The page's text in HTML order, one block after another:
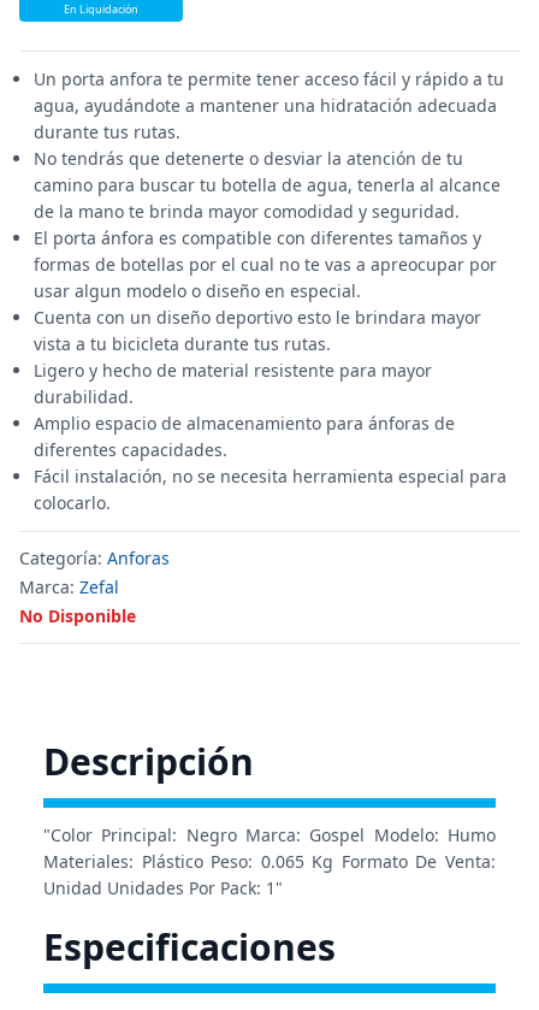
En Liquidación
Un porta anfora te permite tener acceso fácil y rápido a tu
agua, ayudándote a mantener una hidratación adecuada
durante tus rutas.
No tendrás que detenerte o desviar la atención de tu
camino para buscar tu botella de agua, tenerla al alcance
de la mano te brinda mayor comodidad y seguridad.
El porta ánfora es compatible con diferentes tamaños y
formas de botellas por el cual no te vas a apreocupar por
usar algun modelo o diseño en especial.
Cuenta con un diseño deportivo esto le brindara mayor
vista a tu bicicleta durante tus rutas.
Ligero y hecho de material resistente para mayor
durabilidad.
Amplio espacio de almacenamiento para ánforas de
diferentes capacidades.
Fácil instalación, no se necesita herramienta especial para
colocarlo.
Categoría: Anforas
Marca: Zefal
No Disponible
Descripción
"Color Principal: Negro Marca: Gospel Modelo: Humo
Materiales: Plástico Peso: 0.065 Kg Formato De Venta:
Unidad Unidades Por Pack: 1"
Especificaciones